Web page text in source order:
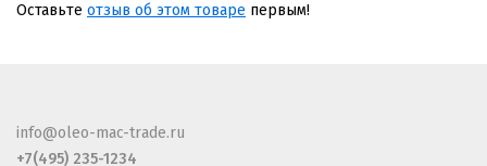
Оставьте отзыв об этом товаре первым!
info@oleo-mac-trade.ru
+7(495) 235-1234